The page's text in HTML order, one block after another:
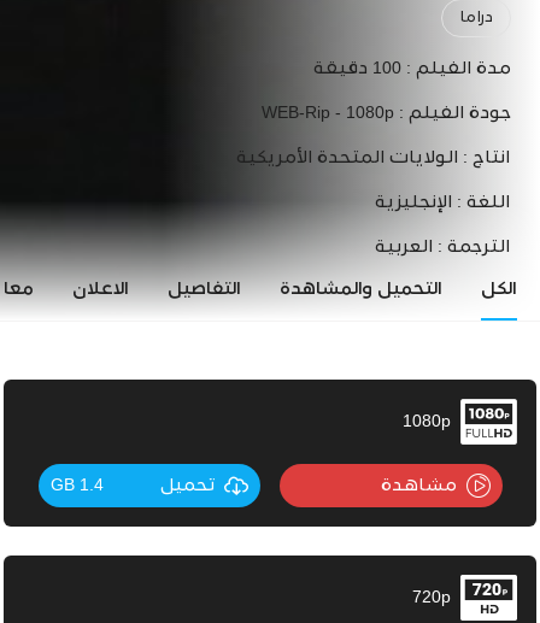
دراما
مدة الفيلم : 100 دقيقة
جودة الفيلم : WEB-Rip - 1080p
انتاج : الولايات المتحدة الأمريكية
اللغة : الإنجليزية
الترجمة : العربية
الكل التحميل والمشاهدة التفاصيل الاعلان
1080p
مشاهدة تحميل 1.4 GB
720p